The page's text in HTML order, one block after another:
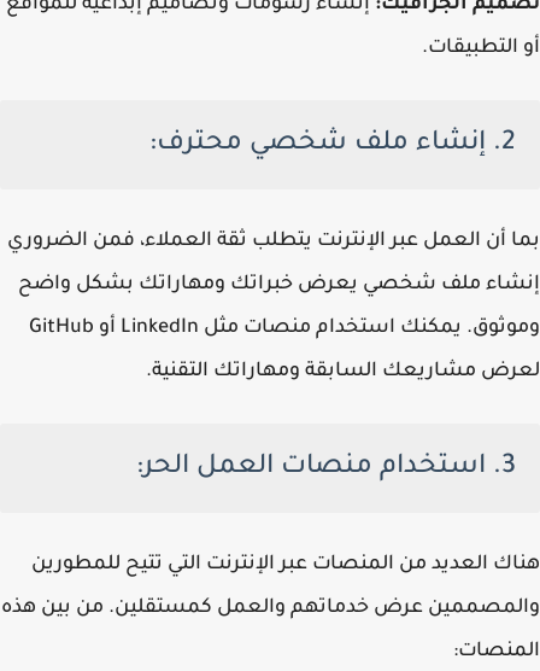
تصميم الجرافيك: إنشاء رسومات وتصاميم إبداعية للمواقع
أو التطبيقات.
2. إنشاء ملف شخصي محترف:
بما أن العمل عبر الإنترنت يتطلب ثقة العملاء، فمن الضروري
إنشاء ملف شخصي يعرض خبراتك ومهاراتك بشكل واضح
وموثوق. يمكنك استخدام منصات مثل LinkedIn أو GitHub
لعرض مشاريعك السابقة ومهاراتك التقنية.
3. استخدام منصات العمل الحر:
هناك العديد من المنصات عبر الإنترنت التي تتيح للمطورين
والمصممين عرض خدماتهم والعمل كمستقلين. من بين هذه
المنصات: